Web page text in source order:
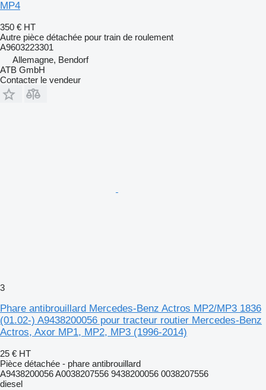
MP4
350 € HT
Autre pièce détachée pour train de roulement
A9603223301
Allemagne, Bendorf
ATB GmbH
Contacter le vendeur
3
Phare antibrouillard Mercedes-Benz Actros MP2/MP3 1836
(01.02-) A9438200056 pour tracteur routier Mercedes-Benz
Actros, Axor MP1, MP2, MP3 (1996-2014)
25 € HT
Pièce détachée - phare antibrouillard
A9438200056 A0038207556 9438200056 0038207556
diesel